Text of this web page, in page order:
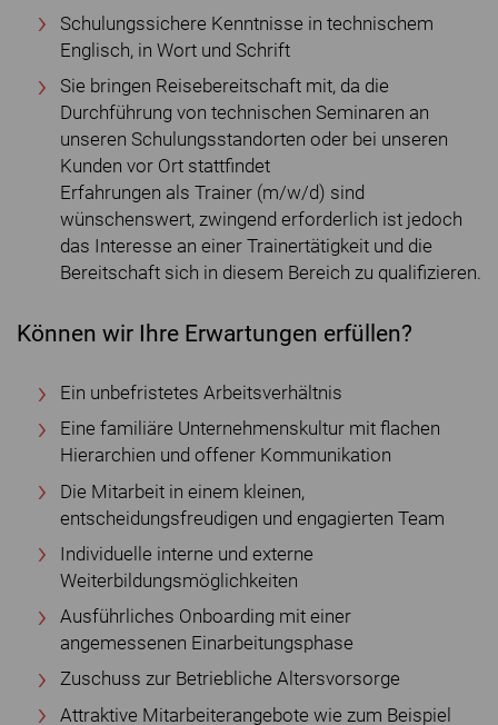
Schulungssichere Kenntnisse in technischem
Englisch, in Wort und Schrift
Sie bringen Reisebereitschaft mit, da die
Durchführung von technischen Seminaren an
unseren Schulungsstandorten oder bei unseren
Kunden vor Ort stattfindet
Erfahrungen als Trainer (m/w/d) sind
wünschenswert, zwingend erforderlich ist jedoch
das Interesse an einer Trainertätigkeit und die
Bereitschaft sich in diesem Bereich zu qualifizieren.
Können wir Ihre Erwartungen erfüllen?
Ein unbefristetes Arbeitsverhältnis
Eine familiäre Unternehmenskultur mit flachen
Hierarchien und offener Kommunikation
Die Mitarbeit in einem kleinen,
entscheidungsfreudigen und engagierten Team
Individuelle interne und externe
Weiterbildungsmöglichkeiten
Ausführliches Onboarding mit einer
angemessenen Einarbeitungsphase
Zuschuss zur Betriebliche Altersvorsorge
Attraktive Mitarbeiterangebote wie zum Beispiel